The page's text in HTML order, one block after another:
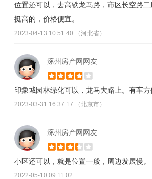
位置还可以，去高铁龙马路，市区长空路
挺高的，价格便宜。
2023-04-13 10:51:40 （河北省）
涿州房产网网友
印象城园林绿化可以，龙马大路上。有车方
2023-03-31 16:37:17 （北京市）
涿州房产网网友
小区还可以，就是位置一般，周边发展慢。
2022-05-10 09:11:02